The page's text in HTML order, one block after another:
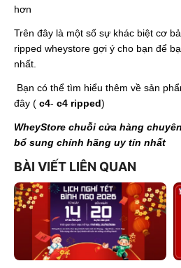
hơn
Trên đây là một số sự khác biệt cơ
ripped wheystore gợi ý cho bạn để
nhất.
Bạn có thể tìm hiểu thêm về sản
đây ( c4- c4 ripped)
WheyStore chuỗi cửa hàng
bổ sung chính hãng uy tín nhất
BÀI VIẾT LIÊN QUAN